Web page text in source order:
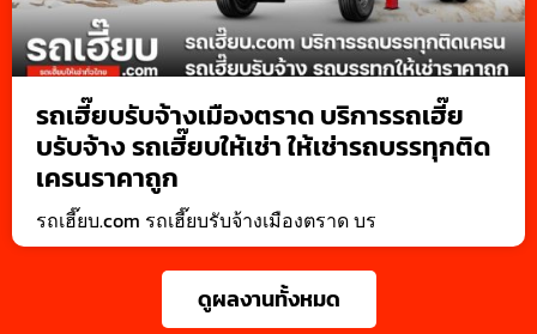
รถเฮี๊ยบรับจ้างเมืองตราด บริการรถเฮี๊ย
บรับจ้าง รถเฮี๊ยบให้เช่า ให้เช่ารถบรรทุกติด
เครนราคาถูก
รถเฮี๊ยบ.com รถเฮี๊ยบรับจ้างเมืองตราด บร
ดูผลงานทั้งหมด